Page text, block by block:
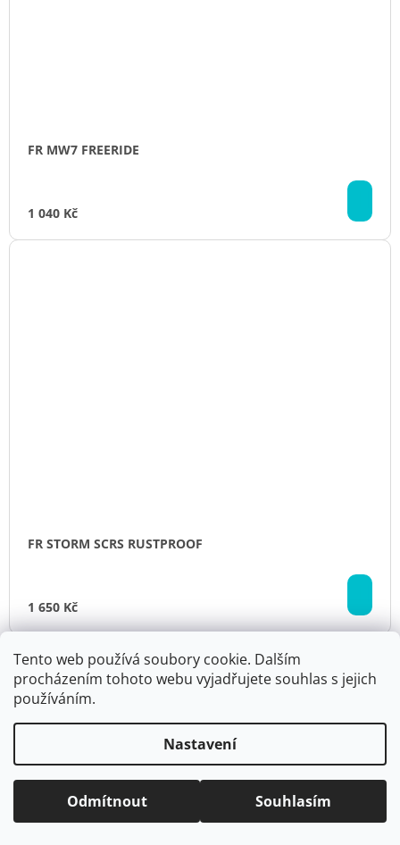
Tento web používá soubory cookie. Dalším
procházením tohoto webu vyjadřujete souhlas s jejich
používáním.
Nastavení
Odmítnout Souhlasím
FR MW7 FREERIDE
1 040 Kč
FR STORM SCRS RUSTPROOF
1 650 Kč